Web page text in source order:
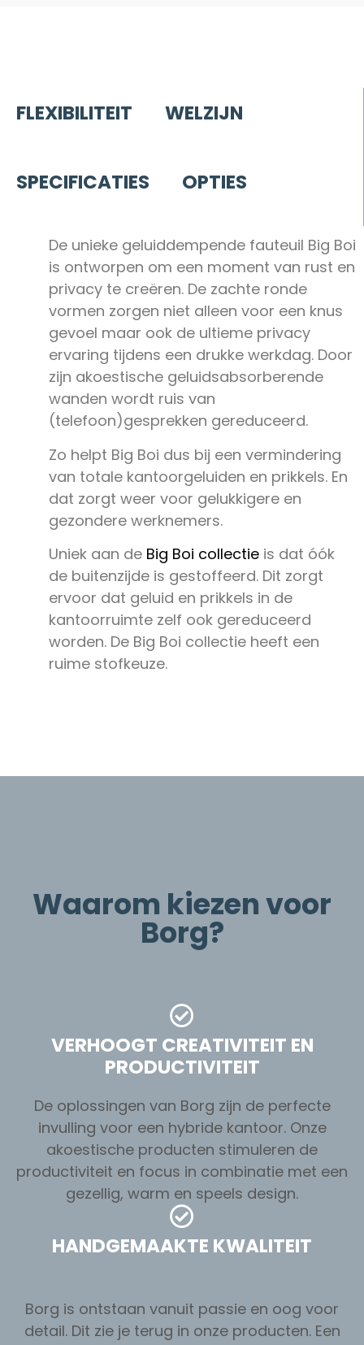
FLEXIBILITEIT WELZIJN
SPECIFICATIES OPTIES
De unieke geluiddempende fauteuil Big Boi
is ontworpen om een moment van rust en
privacy te creëren. De zachte ronde
vormen zorgen niet alleen voor een knus
gevoel maar ook de ultieme privacy
ervaring tijdens een drukke werkdag. Door
zijn akoestische geluidsabsorberende
wanden wordt ruis van
(telefoon)gesprekken gereduceerd.
Zo helpt Big Boi dus bij een vermindering
van totale kantoorgeluiden en prikkels. En
dat zorgt weer voor gelukkigere en
gezondere werknemers.
Uniek aan de Big Boi collectie is dat óók
de buitenzijde is gestoffeerd. Dit zorgt
ervoor dat geluid en prikkels in de
kantoorruimte zelf ook gereduceerd
worden. De Big Boi collectie heeft een
ruime stofkeuze.
Waarom kiezen voor
Borg?
VERHOOGT CREATIVITEIT EN
PRODUCTIVITEIT
De oplossingen van Borg zijn de perfecte
invulling voor een hybride kantoor. Onze
akoestische producten stimuleren de
productiviteit en focus in combinatie met een
gezellig, warm en speels design.
HANDGEMAAKTE KWALITEIT
Borg is ontstaan vanuit passie en oog voor
detail. Dit zie je terug in onze producten. Een